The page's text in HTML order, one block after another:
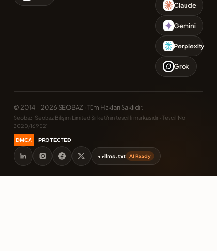
Claude
Gemini
Perplexity
Grok
© 2014 – 2026 SEOBAZ · Tüm Hakları Saklıdır.
Seobaz, Seobaz Bilişim Limited Şirketi'nin tescilli markasıdır · Tescil No:
2020/169521
DMCA PROTECTED
llms.txt AI Ready